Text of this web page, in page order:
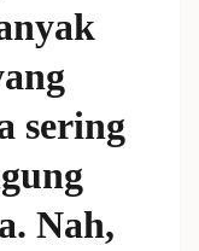
sering
Nah,